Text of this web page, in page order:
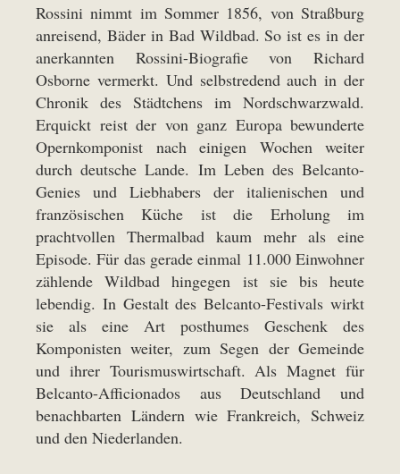
Rossini nimmt im Sommer 1856, von Straßburg
anreisend, Bäder in Bad Wildbad. So ist es in der
anerkannten Rossini-Biografie von Richard
Osborne vermerkt. Und selbstredend auch in der
Chronik des Städtchens im Nordschwarzwald.
Erquickt reist der von ganz Europa bewunderte
Opernkomponist nach einigen Wochen weiter
durch deutsche Lande. Im Leben des Belcanto-
Genies und Liebhabers der italienischen und
französischen Küche ist die Erholung im
prachtvollen Thermalbad kaum mehr als eine
Episode. Für das gerade einmal 11.000 Einwohner
zählende Wildbad hingegen ist sie bis heute
lebendig. In Gestalt des Belcanto-Festivals wirkt
sie als eine Art posthumes Geschenk des
Komponisten weiter, zum Segen der Gemeinde
und ihrer Tourismuswirtschaft. Als Magnet für
Belcanto-Afficionados aus Deutschland und
benachbarten Ländern wie Frankreich, Schweiz
und den Niederlanden.